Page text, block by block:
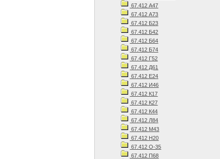
67.412 А47
67.412 А73
67.412 Б23
67.412 Б42
67.412 Б64
67.412 Б74
67.412 Г52
67.412 Д61
67.412 Е24
67.412 И46
67.412 К17
67.412 К27
67.412 К44
67.412 Л84
67.412 М43
67.412 Н20
67.412 О-35
67.412 П68